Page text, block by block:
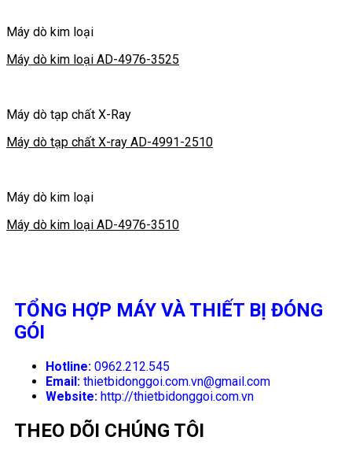
Máy dò kim loại
Máy dò kim loại AD-4976-3525
Máy dò tạp chất X-Ray
Máy dò tạp chất X-ray AD-4991-2510
Máy dò kim loại
Máy dò kim loại AD-4976-3510
TỔNG HỢP MÁY VÀ THIẾT BỊ ĐÓNG
GÓI
Hotline: 0962.212.545
Email: thietbidonggoi.com.vn@gmail.com
Website: http://thietbidonggoi.com.vn
THEO DÕI CHÚNG TÔI